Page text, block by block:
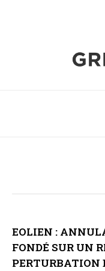
EOLIEN :
FONDÉ SUR UN
PERTURBATION